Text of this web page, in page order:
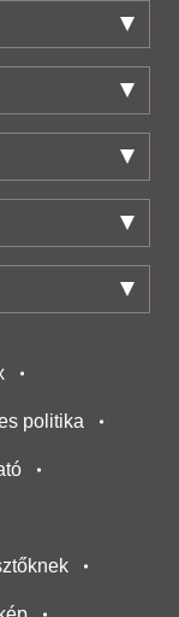
politika